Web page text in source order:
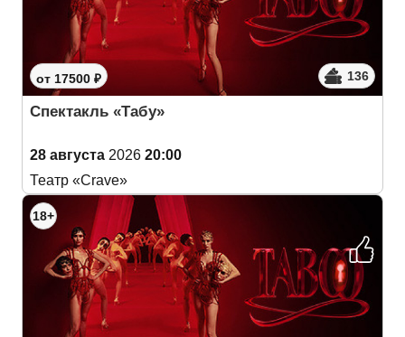
от 17500 ₽ 136
Спектакль «Табу»
28 августа 2026 20:00
Театр «Crave»
18+